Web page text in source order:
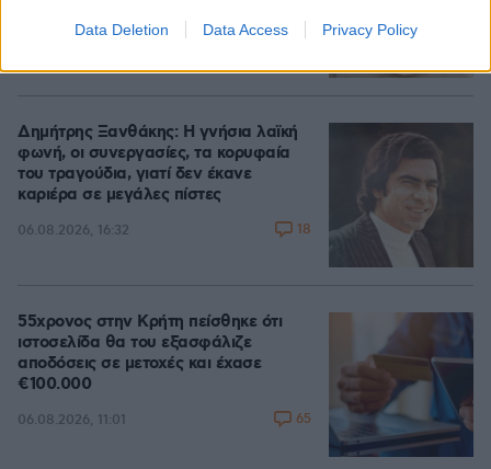
Data Deletion Data Access Privacy Policy
06.08.2026, 09:18 254
Δημήτρης Ξανθάκης: Η γνήσια λαϊκή
φωνή, οι συνεργασίες, τα κορυφαία
του τραγούδια, γιατί δεν έκανε
καριέρα σε μεγάλες πίστες
06.08.2026, 16:32 18
55χρονος στην Κρήτη πείσθηκε ότι
ιστοσελίδα θα του εξασφάλιζε
αποδόσεις σε μετοχές και έχασε
€100.000
06.08.2026, 11:01 65